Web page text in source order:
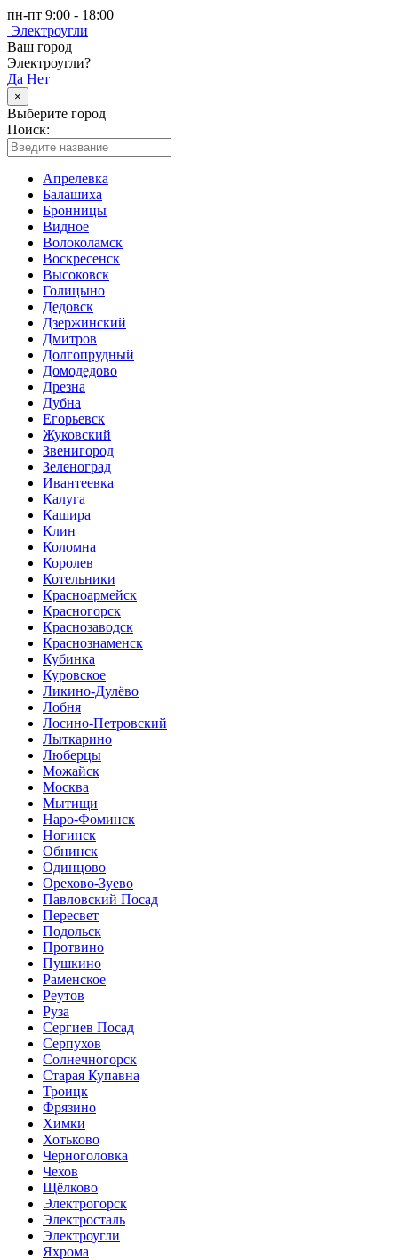
пн-пт 9:00 - 18:00
Электроугли
Ваш город
Электроугли?
Да Нет
×
Выберите город
Поиск:
Апрелевка
Балашиха
Бронницы
Видное
Волоколамск
Воскресенск
Высоковск
Голицыно
Дедовск
Дзержинский
Дмитров
Долгопрудный
Домодедово
Дрезна
Дубна
Егорьевск
Жуковский
Звенигород
Зеленоград
Ивантеевка
Калуга
Кашира
Клин
Коломна
Королев
Котельники
Красноармейск
Красногорск
Краснозаводск
Краснознаменск
Кубинка
Куровское
Ликино-Дулёво
Лобня
Лосино-Петровский
Лыткарино
Люберцы
Можайск
Москва
Мытищи
Наро-Фоминск
Ногинск
Обнинск
Одинцово
Орехово-Зуево
Павловский Посад
Пересвет
Подольск
Протвино
Пушкино
Раменское
Реутов
Руза
Сергиев Посад
Серпухов
Солнечногорск
Старая Купавна
Троицк
Фрязино
Химки
Хотьково
Черноголовка
Чехов
Щёлково
Электрогорск
Электросталь
Электроугли
Яхрома